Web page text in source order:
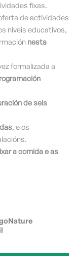
fixas.
de actividades
niveis educativos,
nesta
formalizada a
de seis
, e os
a comida e as